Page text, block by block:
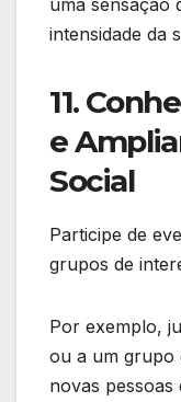
intensidade da
11.
e
Social
Participe de
grupos de
Por exemplo,
ou a um grupo
novas